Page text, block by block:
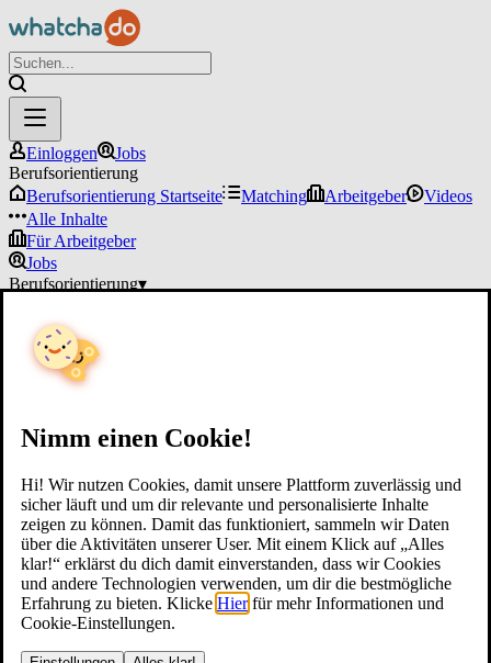
Nimm einen Cookie!
Hi! Wir nutzen Cookies, damit unsere Plattform zuverlässig und
sicher läuft und um dir relevante und personalisierte Inhalte
zeigen zu können. Damit das funktioniert, sammeln wir Daten
über die Aktivitäten unserer User. Mit einem Klick auf „Alles
klar!“ erklärst du dich damit einverstanden, dass wir Cookies
und andere Technologien verwenden, um dir die bestmögliche
Erfahrung zu bieten. Klicke Hier für mehr Informationen und
Cookie-Einstellungen.
Einloggen
Jobs
Berufsorientierung
Berufsorientierung Startseite
Matching Arbeitgeber
Videos
Alle Inhalte
Für Arbeitgeber
Jobs
Berufsorientierung▾